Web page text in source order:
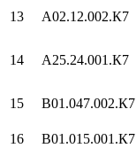
13
А02.12.002.К7
14 A25.24.001.К7
15
В01.047.002.К7
16
B01.015.001.К7